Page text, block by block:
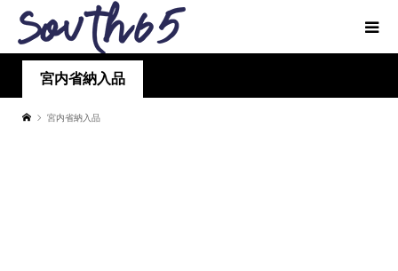
宮内省納入品
宮内省納入品